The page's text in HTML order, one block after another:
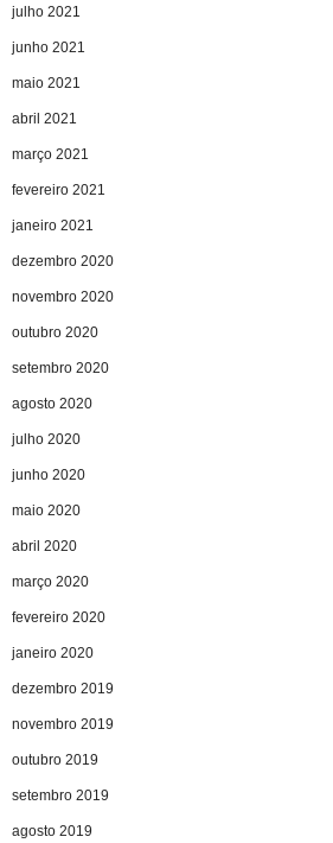
julho 2021
junho 2021
maio 2021
abril 2021
março 2021
fevereiro 2021
janeiro 2021
dezembro 2020
novembro 2020
outubro 2020
setembro 2020
agosto 2020
julho 2020
junho 2020
maio 2020
abril 2020
março 2020
fevereiro 2020
janeiro 2020
dezembro 2019
novembro 2019
outubro 2019
setembro 2019
agosto 2019